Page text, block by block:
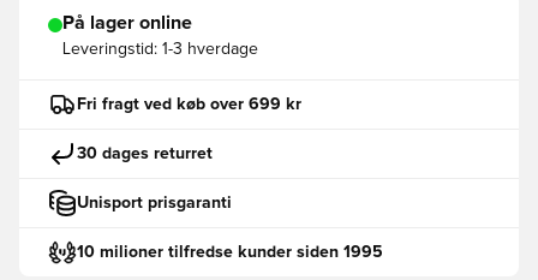
På lager online
Leveringstid: 1-3 hverdage
Fri fragt ved køb over 699 kr
30 dages returret
Unisport prisgaranti
10 milioner tilfredse kunder siden 1995